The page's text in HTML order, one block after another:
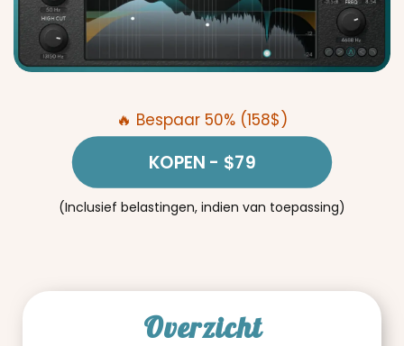
🔥 Bespaar 50% (158$)
KOPEN - $79
(Inclusief belastingen, indien van toepassing)
Overzicht